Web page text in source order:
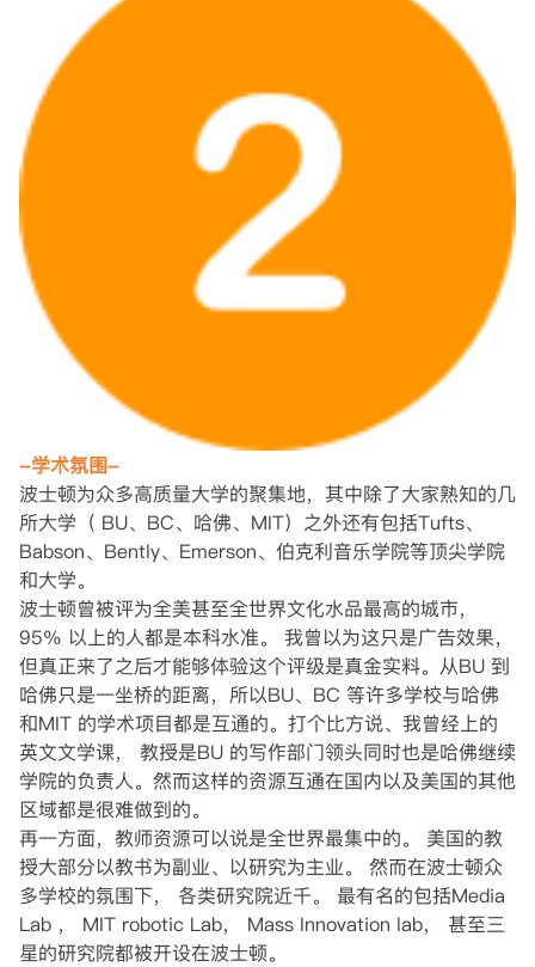
-学术氛围-
波士顿为众多高质量大学的聚集地，其中除了大家熟知的几
所大学（ BU、BC、哈佛、MIT）之外还有包括Tufts、
Babson、Bently、Emerson、伯克利音乐学院等顶尖学院
和大学。
波士顿曾被评为全美甚至全世界文化水品最高的城市，
95% 以上的人都是本科水准。 我曾以为这只是广告效果，
但真正来了之后才能够体验这个评级是真金实料。从BU 到
哈佛只是一坐桥的距离，所以BU、BC 等许多学校与哈佛
和MIT 的学术项目都是互通的。打个比方说、我曾经上的
英文文学课， 教授是BU 的写作部门领头同时也是哈佛继续
学院的负责人。然而这样的资源互通在国内以及美国的其他
区域都是很难做到的。
再一方面，教师资源可以说是全世界最集中的。 美国的教
授大部分以教书为副业、以研究为主业。 然而在波士顿众
多学校的氛围下， 各类研究院近千。 最有名的包括Media
Lab ， MIT robotic Lab， Mass Innovation lab， 甚至三
星的研究院都被开设在波士顿。